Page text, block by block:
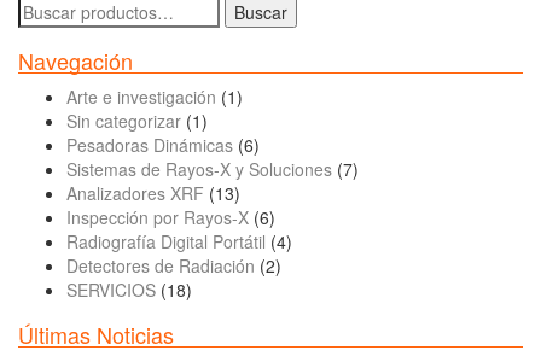
Buscar
por:
Buscar
Navegación
Arte e investigación (1)
Sin categorizar (1)
Pesadoras Dinámicas (6)
Sistemas de Rayos-X y Soluciones (7)
Analizadores XRF (13)
Inspección por Rayos-X (6)
Radiografía Digital Portátil (4)
Detectores de Radiación (2)
SERVICIOS (18)
Últimas Noticias